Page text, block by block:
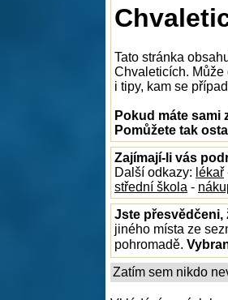
Tato stránka
Chvaleticích. Může
i tipy, kam se
Pokud máte sami
Pomůžete tak
Zajímají-li vás
Další odkazy: lékař
střední škola -
Jste přesvědčeni,
jiného místa ze
pohromadě.
Zatím sem nikdo